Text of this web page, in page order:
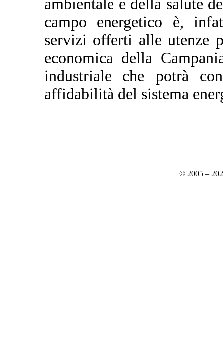
ambientale e della salute
campo energetico è,
servizi offerti alle utenze
economica della
industriale che potrà
affidabilità del sistema
© 2005 –